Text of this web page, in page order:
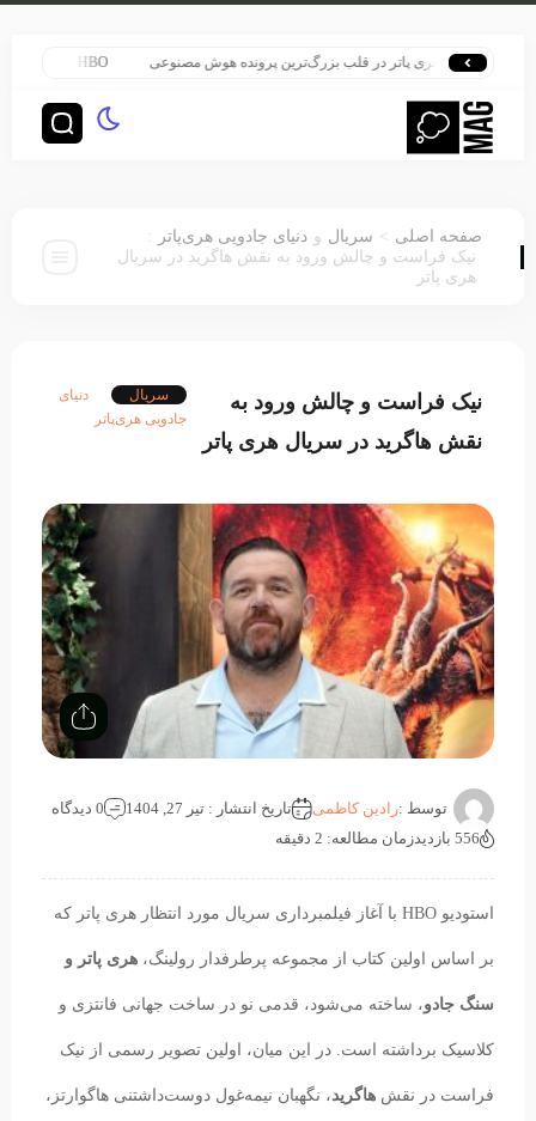
هری پاتر در قلب بزرگ‌ترین پرونده هوش مصنوعی HBO سنت قدیمی خود را برای پخش سریال هری پاتر تغییر داد
صفحه اصلی > سریال و دنیای جادویی هری‌پاتر
:
نیک فراست و چالش ورود به نقش هاگرید در سریال
هری پاتر
نیک فراست و چالش ورود به
نقش هاگرید در سریال هری پاتر
سریال
دنیای
جادویی هری‌پاتر
توسط :رادین کاظمی تاریخ انتشار : تیر 27, 1404
0 دیدگاه
556 بازدید
زمان مطالعه: 2 دقیقه
استودیو HBO با آغاز فیلمبرداری سریال مورد انتظار هری پاتر که
بر اساس اولین کتاب از مجموعه پرطرفدار رولینگ، هری پاتر و
سنگ جادو، ساخته می‌شود، قدمی نو در ساخت جهانی فانتزی و
کلاسیک برداشته است. در این میان، اولین تصویر رسمی از نیک
فراست در نقش هاگرید، نگهبان نیمه‌غول دوست‌داشتنی هاگوارتز،